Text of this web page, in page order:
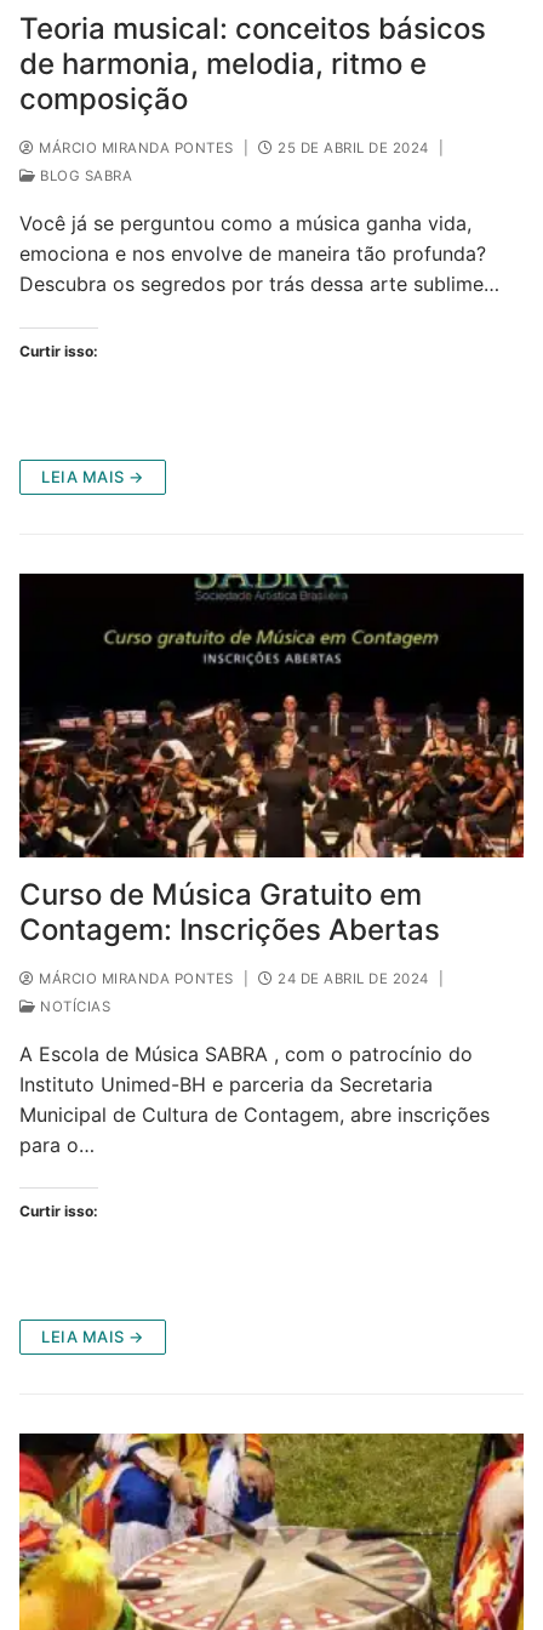
Teoria musical: conceitos básicos
de harmonia, melodia, ritmo e
composição
MÁRCIO MIRANDA PONTES 25 DE ABRIL DE 2024
BLOG SABRA
Você já se perguntou como a música ganha vida,
emociona e nos envolve de maneira tão profunda?
Descubra os segredos por trás dessa arte sublime…
Curtir isso:
LEIA MAIS →
Curso de Música Gratuito em
Contagem: Inscrições Abertas
MÁRCIO MIRANDA PONTES 24 DE ABRIL DE 2024
NOTÍCIAS
A Escola de Música SABRA , com o patrocínio do
Instituto Unimed-BH e parceria da Secretaria
Municipal de Cultura de Contagem, abre inscrições
para o…
Curtir isso:
LEIA MAIS →